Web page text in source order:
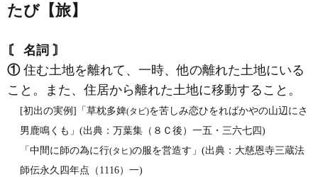
たび【旅】
〘 名詞 〙
①住む土地を離れて、一時、他の離れた土地にいる
こと。また、住居から離れた土地に移動すること。
[初出の実例]「草枕多婢(タビ)を苦しみ恋ひをればかやの山辺にさ
男鹿鳴くも」(出典：万葉集（８Ｃ後）一五・三六七四)
「中間に師の為に行(タヒ)の服を営造す」(出典：大慈恩寺三蔵法
師伝永久四年点（1116）一)